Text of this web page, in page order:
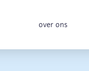
over ons